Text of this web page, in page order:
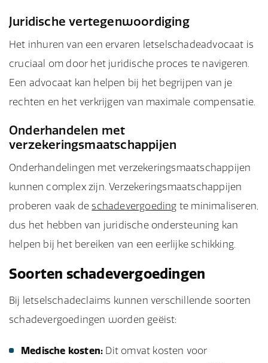
Juridische vertegenwoordiging
Het inhuren van een ervaren letselschadeadvocaat is
cruciaal om door het juridische proces te navigeren.
Een advocaat kan helpen bij het begrijpen van je
rechten en het verkrijgen van maximale compensatie.
Onderhandelen met
verzekeringsmaatschappijen
Onderhandelingen met verzekeringsmaatschappijen
kunnen complex zijn. Verzekeringsmaatschappijen
proberen vaak de schadevergoeding te minimaliseren,
dus het hebben van juridische ondersteuning kan
helpen bij het bereiken van een eerlijke schikking.
Soorten schadevergoedingen
Bij letselschadeclaims kunnen verschillende soorten
schadevergoedingen worden geëist:
Medische kosten: Dit omvat kosten voor